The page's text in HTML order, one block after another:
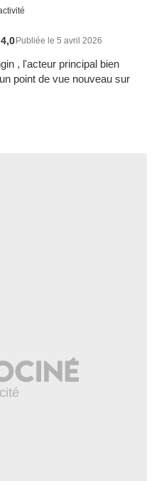
4,0Publiée le 5 avril 2026
, l'acteur principal bien
point de vue nouveau sur